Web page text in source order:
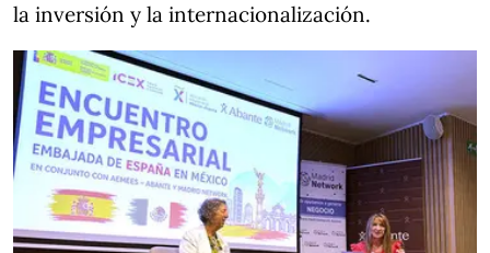
la inversión y la internacionalización.